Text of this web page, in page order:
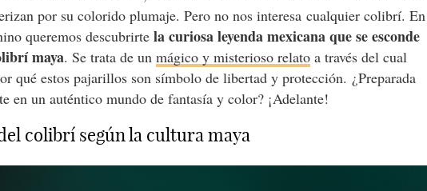
por su colorido plumaje. Pero no nos interesa cualquier colibrí. En
queremos descubrirtela curiosa leyenda mexicana que se esconde
maya. Se trata de unmágico y misterioso relato a través del cual
qué estos pajarillos son símbolo de libertad y protección. ¿Preparada
en un auténtico mundo de fantasía y color? ¡Adelante!
colibrí según la cultura maya